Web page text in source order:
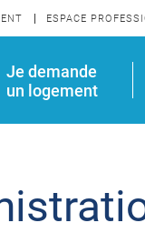
ESPACE
Je demande
un logement